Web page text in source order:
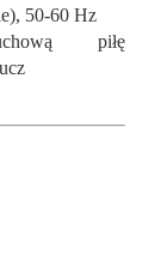
50-60 Hz
piłę